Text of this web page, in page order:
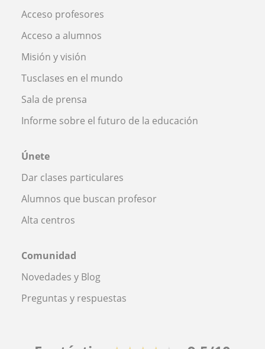
Acceso profesores
Acceso a alumnos
Misión y visión
Tusclases en el mundo
Sala de prensa
Informe sobre el futuro de la educación
Únete
Dar clases particulares
Alumnos que buscan profesor
Alta centros
Comunidad
Novedades y Blog
Preguntas y respuestas